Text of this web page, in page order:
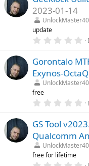
e
t
l
(
s
)
2023-01-14
UnlockMaster40
update
0
0
0
e
s
t
l
(
s
)
Gorontalo
Exynos-
UnlockMaster40
free
0
0
0
e
s
t
GS Tool
Qualcomm
UnlockMaster40
free for lifetime